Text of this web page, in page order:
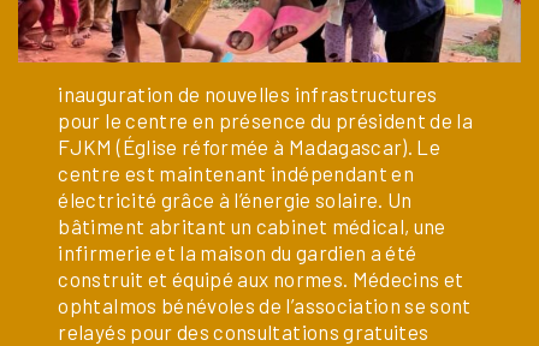
inauguration de nouvelles infrastructures
pour le centre en présence du président de la
FJKM (Église réformée à Madagascar). Le
centre est maintenant indépendant en
électricité grâce à l’énergie solaire. Un
bâtiment abritant un cabinet médical, une
infirmerie et la maison du gardien a été
construit et équipé aux normes. Médecins et
ophtalmos bénévoles de l’association se sont
relayés pour des consultations gratuites